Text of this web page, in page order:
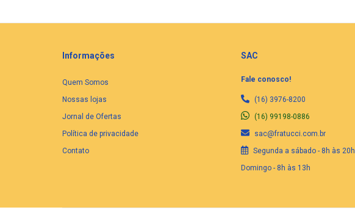
Informações
Quem Somos
Nossas lojas
Jornal de Ofertas
Política de privacidade
Contato
SAC
Fale conosco!
(16) 3976-8200
(16) 99198-0886
sac@fratucci.com.br
Segunda a sábado - 8h às 20h
Domingo - 8h às 13h